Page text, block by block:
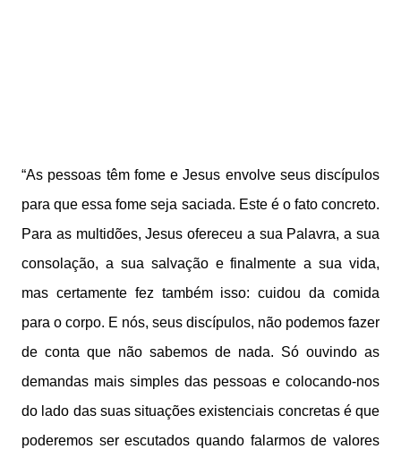
“As pessoas têm fome e Jesus envolve seus discípulos
para que essa fome seja saciada. Este é o fato concreto.
Para as multidões, Jesus ofereceu a sua Palavra, a sua
consolação, a sua salvação e finalmente a sua vida,
mas certamente fez também isso: cuidou da comida
para o corpo. E nós, seus discípulos, não podemos fazer
de conta que não sabemos de nada. Só ouvindo as
demandas mais simples das pessoas e colocando-nos
do lado das suas situações existenciais concretas é que
poderemos ser escutados quando falarmos de valores